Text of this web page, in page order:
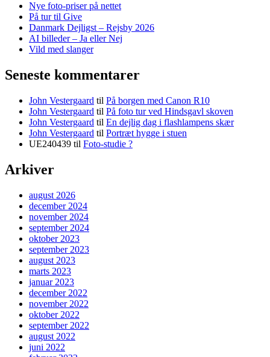
Nye foto-priser på nettet
På tur til Give
Danmark Dejligst – Rejsby 2026
AI billeder – Ja eller Nej
Vild med slanger
Seneste kommentarer
John Vestergaard til På borgen med Canon R10
John Vestergaard til På foto tur ved Hindsgavl skoven
John Vestergaard til En dejlig dag i flashlampens skær
John Vestergaard til Portræt hygge i stuen
UE240439 til Foto-studie ?
Arkiver
august 2026
december 2024
november 2024
september 2024
oktober 2023
september 2023
august 2023
marts 2023
januar 2023
december 2022
november 2022
oktober 2022
september 2022
august 2022
juni 2022